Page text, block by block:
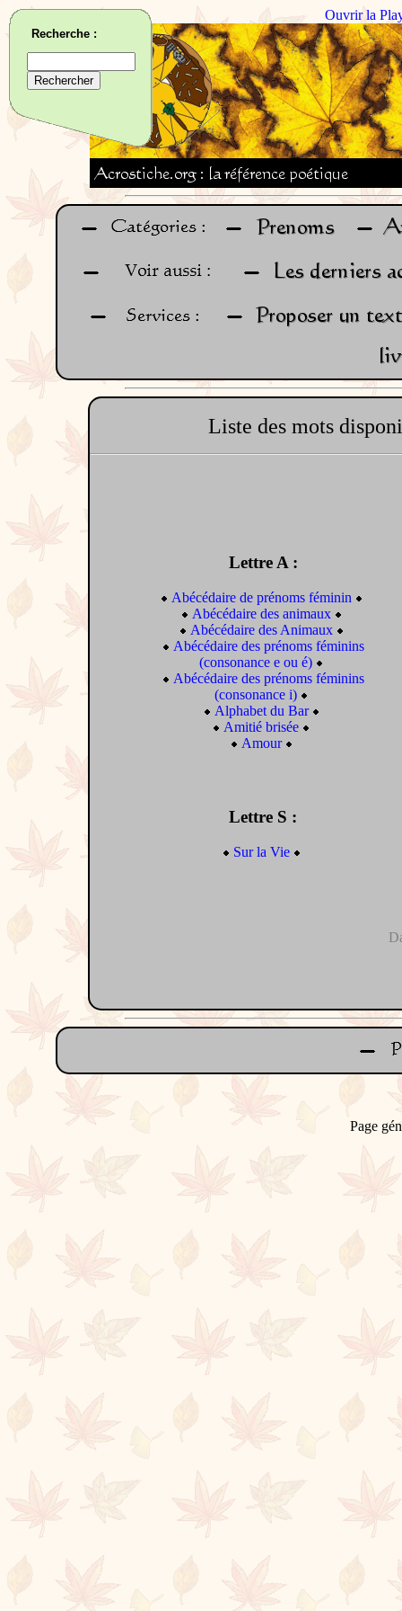
Ouvrir la
Liste des mots
Lettre A :
Abécédaire de prénoms féminin
Abécédaire des animaux
Abécédaire des Animaux
Abécédaire des prénoms féminins
(consonance e ou é)
Abécédaire des prénoms féminins
(consonance i)
Alphabet du Bar
Amitié brisée
Amour
Lettre S :
Sur la Vie
Recherche :
Page